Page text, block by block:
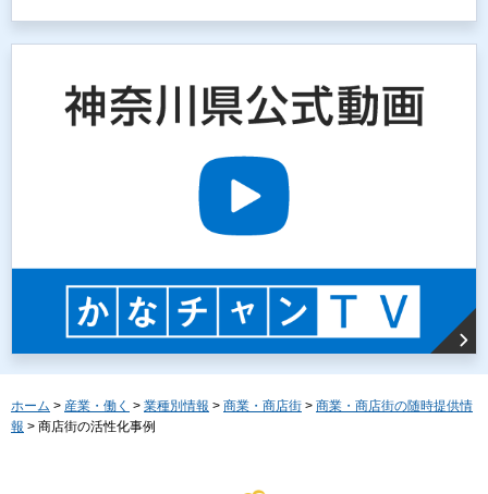
ホーム > 産業・働く > 業種別情報 > 商業・商店街 > 商業・商店街の随時提供情
報 > 商店街の活性化事例